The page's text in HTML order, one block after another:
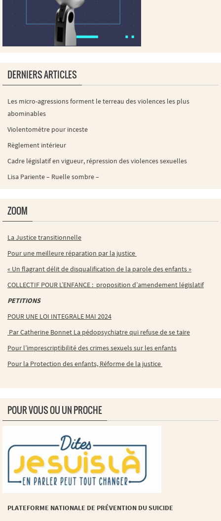
DERNIERS ARTICLES
Les micro-agressions forment le terreau des violences les plus
abominables
Violentomètre pour inceste
Règlement intérieur
Cadre législatif en vigueur, répression des violences sexuelles
Lisa Pariente – Ruelle sombre –
ZOOM
La Justice transitionnelle
Pour une meilleure réparation par la justice
« Un flagrant délit de disqualification de la parole des enfants »
COLLECTIF POUR L’ENFANCE : proposition d’amendement législatif
PETITIONS
POUR UNE LOI INTEGRALE MAI 2024
Par Catherine Bonnet La pédopsychiatre qui refuse de se taire
Pour l’imprescriptibilité des crimes sexuels sur les enfants
Pour la Protection des enfants, Réforme de la justice
POUR VOUS OU UN PROCHE
PLATEFORME NATIONALE DE PRÉVENTION DU SUICIDE